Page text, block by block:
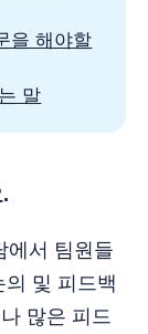
을 해야할
말
에서 팀원들
및 피드백
많은 피드